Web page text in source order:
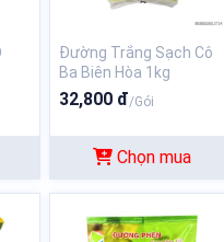
Đường Trắng Sạch Cô
Ba Biên Hòa 1kg
32,800 đ/Gói
Chọn mua